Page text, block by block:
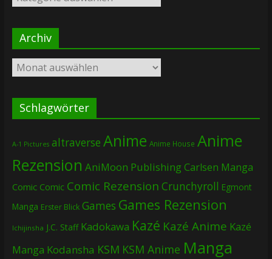
Archiv
Archiv
Schlagwörter
A-1 Pictures altraverse Anime Anime House Anime
Rezension AniMoon PublishingCarlsen Manga
Comic Comic Comic Rezension Crunchyroll Egmont
Manga Erster Blick Games Games Rezension
Ichijinsha J.C. Staff Kadokawa Kazé Kazé Anime Kazé
Manga Kodansha KSM KSM Anime Manga